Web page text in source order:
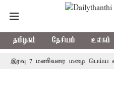
தமிழகம் தேசியம் உலகம்
7 மணிவரை மழை பெய்ய வாய்ப்பு